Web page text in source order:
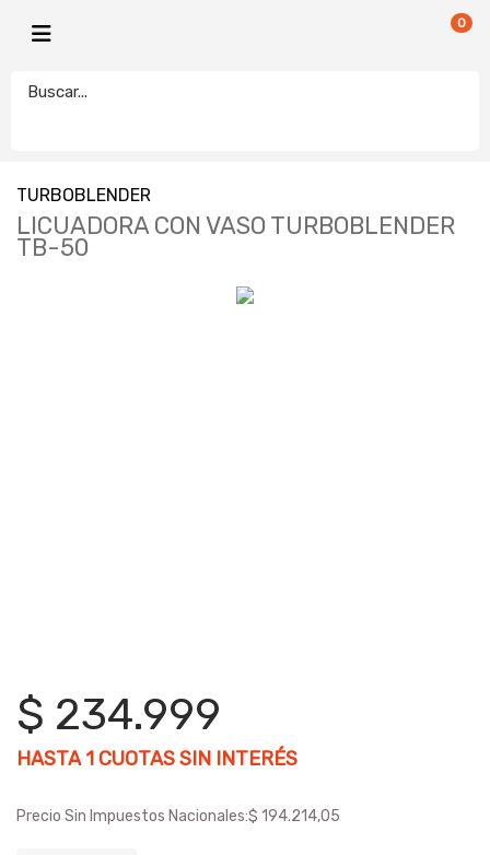
0
TURBOBLENDER
LICUADORA CON VASO TURBOBLENDER
TB-50
$ 234.999
HASTA1 CUOTAS SIN INTERÉS
Precio Sin Impuestos Nacionales:$ 194.214,05